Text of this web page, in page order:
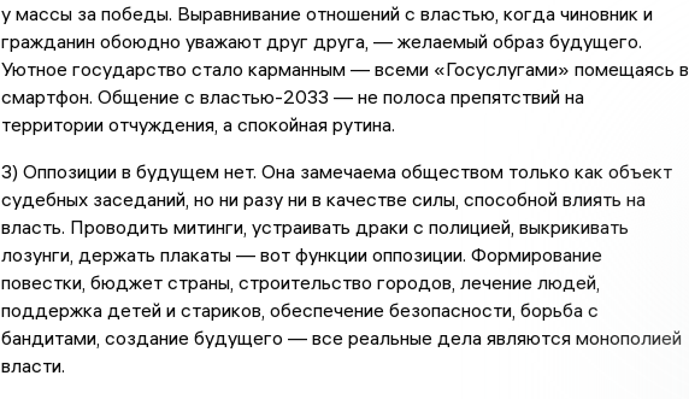
у массы за победы. Выравнивание отношений с властью, когда чиновник и
гражданин обоюдно уважают друг друга, — желаемый образ будущего.
Уютное государство стало карманным — всеми «Госуслугами» помещаясь в
смартфон. Общение с властью-2033 — не полоса препятствий на
территории отчуждения, а спокойная рутина.
3) Оппозиции в будущем нет. Она замечаема обществом только как объект
судебных заседаний, но ни разу ни в качестве силы, способной влиять на
власть. Проводить митинги, устраивать драки с полицией, выкрикивать
лозунги, держать плакаты — вот функции оппозиции. Формирование
повестки, бюджет страны, строительство городов, лечение людей,
поддержка детей и стариков, обеспечение безопасности, борьба с
бандитами, создание будущего — все реальные дела являются монополией
власти.